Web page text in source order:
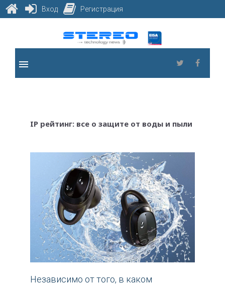
content
Twitter
menu
IP рейтинг: все о защите от воды и пыли
Независимо от того, в каком
Вход Регистрация